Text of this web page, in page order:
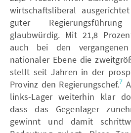
wirtschaftsliberal
guter
glaubwürdig. Mit 21,8
auch bei den
nationaler Ebene die
stellt seit Jahren in der
Provinz den Regierungschef.7
links-Lager weiterhin klar
dass das Gegenlager
gewinnt und damit